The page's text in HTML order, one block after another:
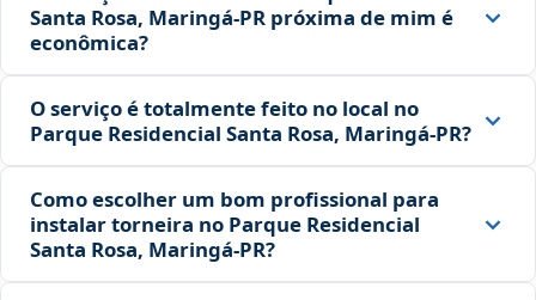
Santa Rosa, Maringá‑PR próxima de mim é
econômica?
O serviço é totalmente feito no local no
Parque Residencial Santa Rosa, Maringá‑PR?
Como escolher um bom profissional para
instalar torneira no Parque Residencial
Santa Rosa, Maringá‑PR?